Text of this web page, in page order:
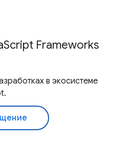
Frameworks
в экосистеме